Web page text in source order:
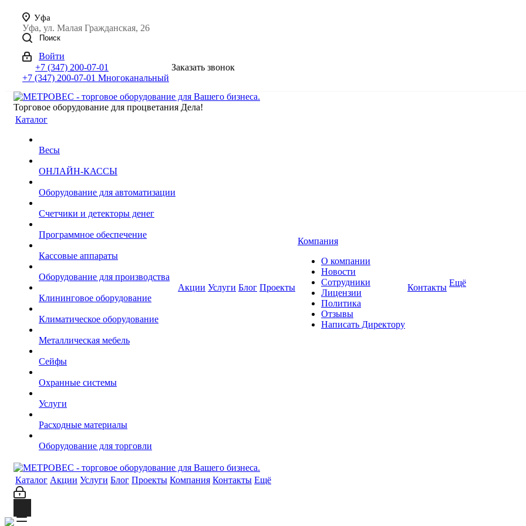
Уфа
Уфа, ул. Малая Гражданская, 26
Поиск
Войти
+7 (347) 200-07-01
+7 (347) 200-07-01 Многоканальный
Заказать звонок
Торговое оборудование для процветания Дела!
Каталог
Весы
ОНЛАЙН-КАССЫ
Оборудование для автоматизации
Счетчики и детекторы денег
Программное обеспечение
Кассовые аппараты
Оборудование для производства
Клининговое оборудование
Климатическое оборудование
Металлическая мебель
Сейфы
Охранные системы
Услуги
Расходные материалы
Оборудование для торговли
Акции Услуги Блог Проекты
Компания
О компании
Новости
Сотрудники
Лицензии
Политика
Отзывы
Написать Директору
Контакты Ещё
Каталог Акции Услуги Блог Проекты Компания Контакты Ещё